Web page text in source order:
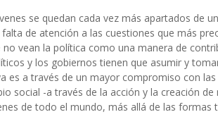
se quedan cada vez más apartados de
de atención a las cuestiones que más
vean la política como una manera de
y los gobiernos tienen que asumir y
es a través de un mayor compromiso con
social -a través de la acción y la creación
de todo el mundo, más allá de las formas